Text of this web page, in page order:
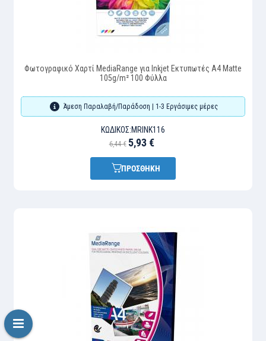
Φωτογραφικό Χαρτί MediaRange για Inkjet Εκτυπωτές Α4 Matte
105g/m² 100 Φύλλα
Άμεση Παραλαβή/Παράδοση | 1-3 Εργάσιμες μέρες
ΚΩΔΙΚΌΣ:MRINK116
6,44 € 5,93 €
ΠΡΟΣΘΗΚΗ